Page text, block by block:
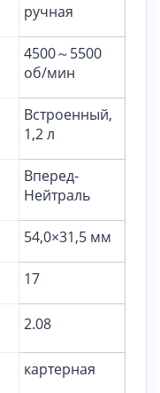
ручная
4500～5500
об/мин
Встроенный,
1,2 л
Вперед-
Нейтраль
54,0×31,5 мм
17
2.08
картерная